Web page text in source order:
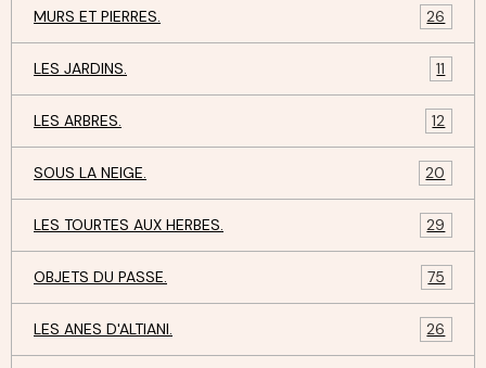
MURS ET PIERRES. 26
LES JARDINS. 11
LES ARBRES. 12
SOUS LA NEIGE. 20
LES TOURTES AUX HERBES. 29
OBJETS DU PASSE. 75
LES ANES D'ALTIANI. 26